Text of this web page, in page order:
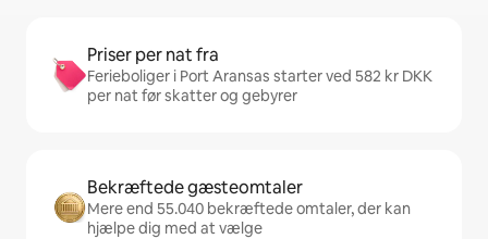
Priser per nat fra
Ferieboliger i Port Aransas starter ved 582 kr DKK
per nat før skatter og gebyrer
Bekræftede gæsteomtaler
Mere end 55.040 bekræftede omtaler, der kan
hjælpe dig med at vælge